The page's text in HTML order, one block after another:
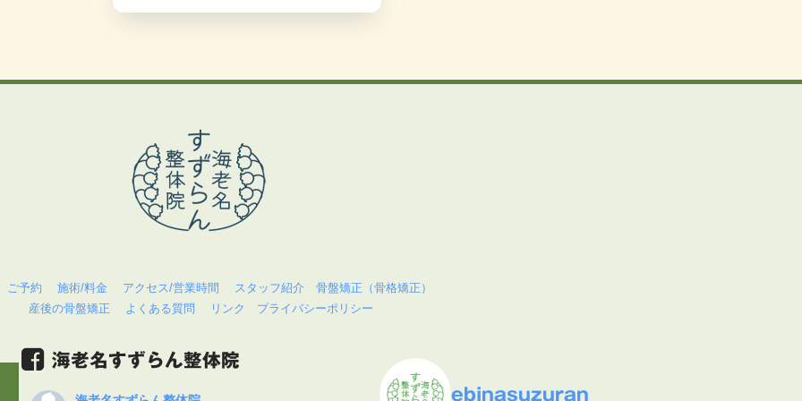
ご予約 施術/料金 アクセス/営業時間 スタッフ紹介
骨盤矯正（骨格矯正）
産後の骨盤矯正
よくある質問 リンク プライバシーポリシー
海老名すずらん整体院
ebinasuzuran